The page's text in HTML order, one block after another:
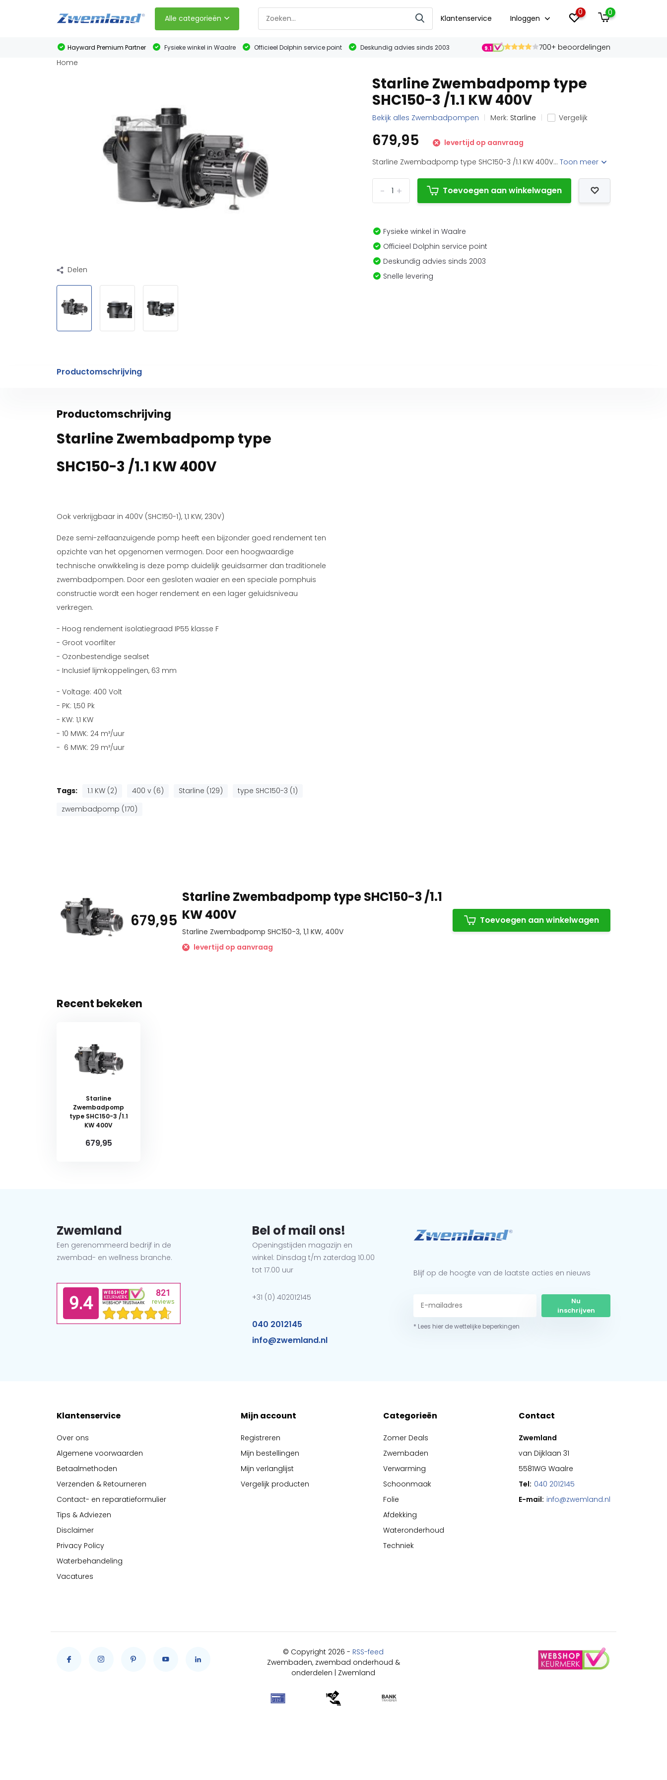
Alle categorieën Klantenservice Inloggen
0 0
Hayward Premium Partner Fysieke winkel in Waalre Officieel Dolphin service point Deskundig advies sinds 2003 9.1
700+ beoordelingen
Home
Delen
Starline Zwembadpomp type
SHC150-3 /1.1 KW 400V
Bekijk alles Zwembadpompen Merk: Starline Vergelijk
679,95
levertijd op aanvraag
Starline Zwembadpomp type SHC150-3 /1.1 KW 400V...Toon meer
+
- Toevoegen aan winkelwagen
Fysieke winkel in Waalre
Officieel Dolphin service point
Deskundig advies sinds 2003
Snelle levering
Productomschrijving
Productomschrijving
Starline Zwembadpomp type
SHC150-3 /1.1 KW 400V
Ook verkrijgbaar in 400V (SHC150-1), 1,1 KW, 230V)
Deze semi-zelfaanzuigende pomp heeft een bijzonder goed rendement ten
opzichte van het opgenomen vermogen. Door een hoogwaardige
technische onwikkeling is deze pomp duidelijk geuidsarmer dan traditionele
zwembadpompen. Door een gesloten waaier en een speciale pomphuis
constructie wordt een hoger rendement en een lager geluidsniveau
verkregen.
- Hoog rendement isolatiegraad IP55 klasse F
- Groot voorfilter
- Ozonbestendige sealset
- Inclusief lijmkoppelingen, 63 mm
- Voltage: 400 Volt
- PK: 1,50 Pk
- KW: 1,1 KW
- 10 MWK: 24 m³/uur
- 6 MWK: 29 m³/uur
Tags: 1.1 KW (2) 400 v (6) Starline (129)
type SHC150-3 (1)
zwembadpomp (170)
679,95
Starline Zwembadpomp type SHC150-3 /1.1
KW 400V
Starline Zwembadpomp SHC150-3, 1,1 KW, 400V
levertijd op aanvraag
Toevoegen aan winkelwagen
Recent bekeken
Starline
Zwembadpomp
type SHC150-3 /1.1
KW 400V
679,95
Zwemland
Een gerenommeerd bedrijf in de
zwembad- en wellness branche.
Bel of mail ons!
Openingstijden magazijn en
winkel: Dinsdag t/m zaterdag 10.00
tot 17.00 uur
+31 (0) 402012145
040 2012145
info@zwemland.nl
Blijf op de hoogte van de laatste acties en nieuws
Nu
inschrijven
* Lees hier de wettelijke beperkingen
Klantenservice
Over ons
Algemene voorwaarden
Betaalmethoden
Verzenden & Retourneren
Contact- en reparatieformulier
Tips & Adviezen
Disclaimer
Privacy Policy
Waterbehandeling
Vacatures
Mijn account
Registreren
Mijn bestellingen
Mijn verlanglijst
Vergelijk producten
Categorieën
Zomer Deals
Zwembaden
Verwarming
Schoonmaak
Folie
Afdekking
Wateronderhoud
Techniek
Contact
Zwemland
van Dijklaan 31
5581WG Waalre
Tel: 040 2012145
E-mail: info@zwemland.nl
© Copyright 2026 - RSS-feed
Zwembaden, zwembad onderhoud &
onderdelen | Zwemland